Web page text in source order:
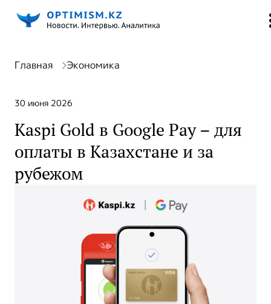
Главная Экономика
30 июня 2026
Kaspi Gold в Google Pay – для
оплаты в Казахстане и за
рубежом